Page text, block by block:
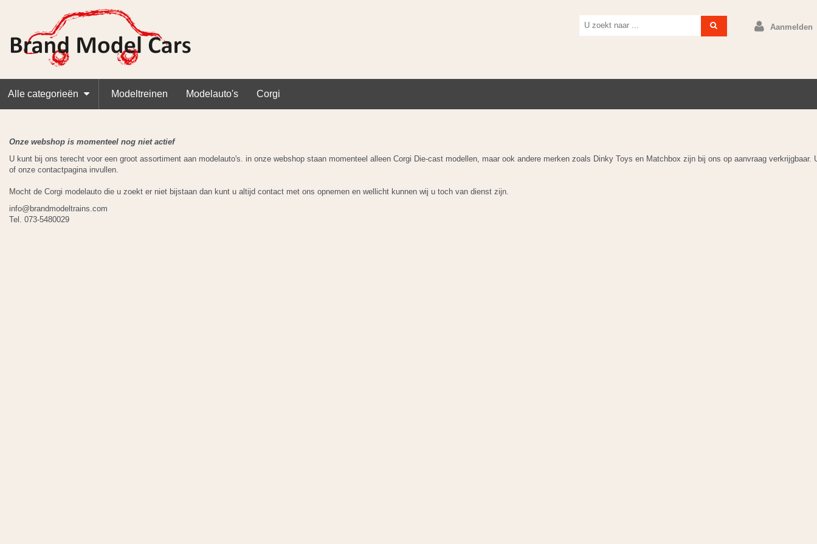
Aanmelden
Alle categorieën Modeltreinen Modelauto's Corgi
Onze webshop is momenteel nog niet actief
U kunt bij ons terecht voor een groot assortiment aan modelauto's. in onze webshop staan momenteel alleen Corgi Die-cast modellen, maar ook andere merken zoals Dinky Toys en Matchbox zijn bij ons op aanvraag verkrijgbaar.
of onze contactpagina invullen.
Mocht de Corgi modelauto die u zoekt er niet bijstaan dan kunt u altijd contact met ons opnemen en wellicht kunnen wij u toch van dienst zijn.
info@brandmodeltrains.com
Tel. 073-5480029